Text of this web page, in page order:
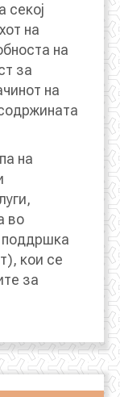
секој
на
на
за
на
на
во
поддршка
кои се
за